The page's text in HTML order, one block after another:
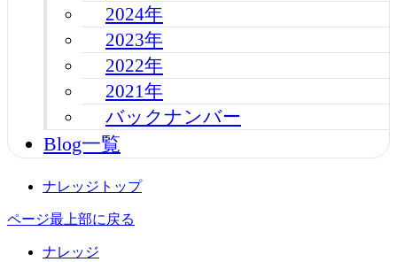
2024年
2023年
2022年
2021年
バックナンバー
Blog一覧
ナレッジトップ
ページ最上部に戻る
ナレッジ